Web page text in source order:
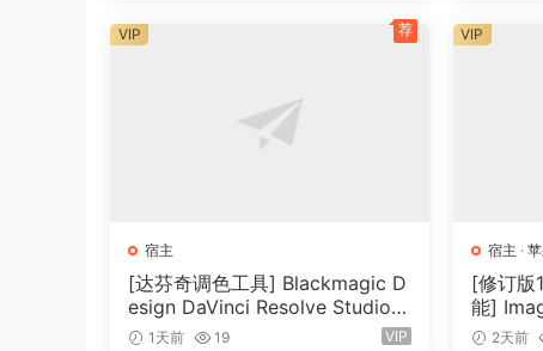
实时表演模式 – 所有效果处理都是实时完成的，
Chunk Folders and Playlists （块文件夹和播放列
Chunks List Split View （数据块列表拆分视图）
块，然后将其拖动到另一个列表部分的文件夹或播
增强的视图过滤 – 使用扩展的轨道选择器快速显
增强了对 MCU 和 HUI 兼容控制界面的支持 – 包
更多控制界面增强功能 – V 型机架现在可以显示
所需的轨道。Sequence Editor 和 Mixing Board
宿主
[达芬奇调色工具] Blackmagic D
esign DaVinci Resolve Studio 2
1.0.4 Build 5 x64-R2R [WiN]
1天前 19 VIP
VIP 荐
宿主 ·
[修订版
能]
ucer2天前
VIP